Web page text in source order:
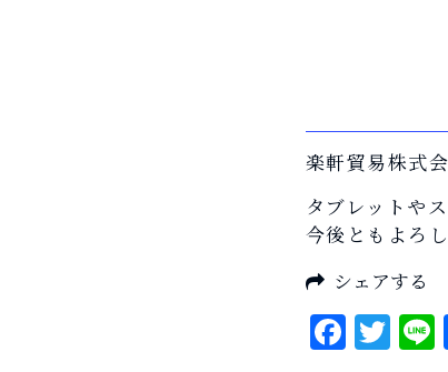
楽軒貿易株式
タブレットや
今後ともよろ
シェアする